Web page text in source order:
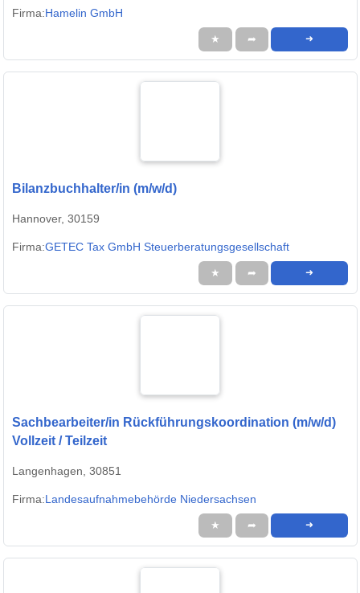
Firma:Hamelin GmbH
★ ➦ ➜
Bilanzbuchhalter/in (m/w/d)
Hannover, 30159
Firma:GETEC Tax GmbH Steuerberatungsgesellschaft
★ ➦ ➜
Sachbearbeiter/in Rückführungskoordination (m/w/d)
Vollzeit / Teilzeit
Langenhagen, 30851
Firma:Landesaufnahmebehörde Niedersachsen
★ ➦ ➜